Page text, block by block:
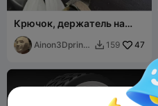
Крючок, держатель на
подголовник автомобиля
Ainon3Dprint
 159 47